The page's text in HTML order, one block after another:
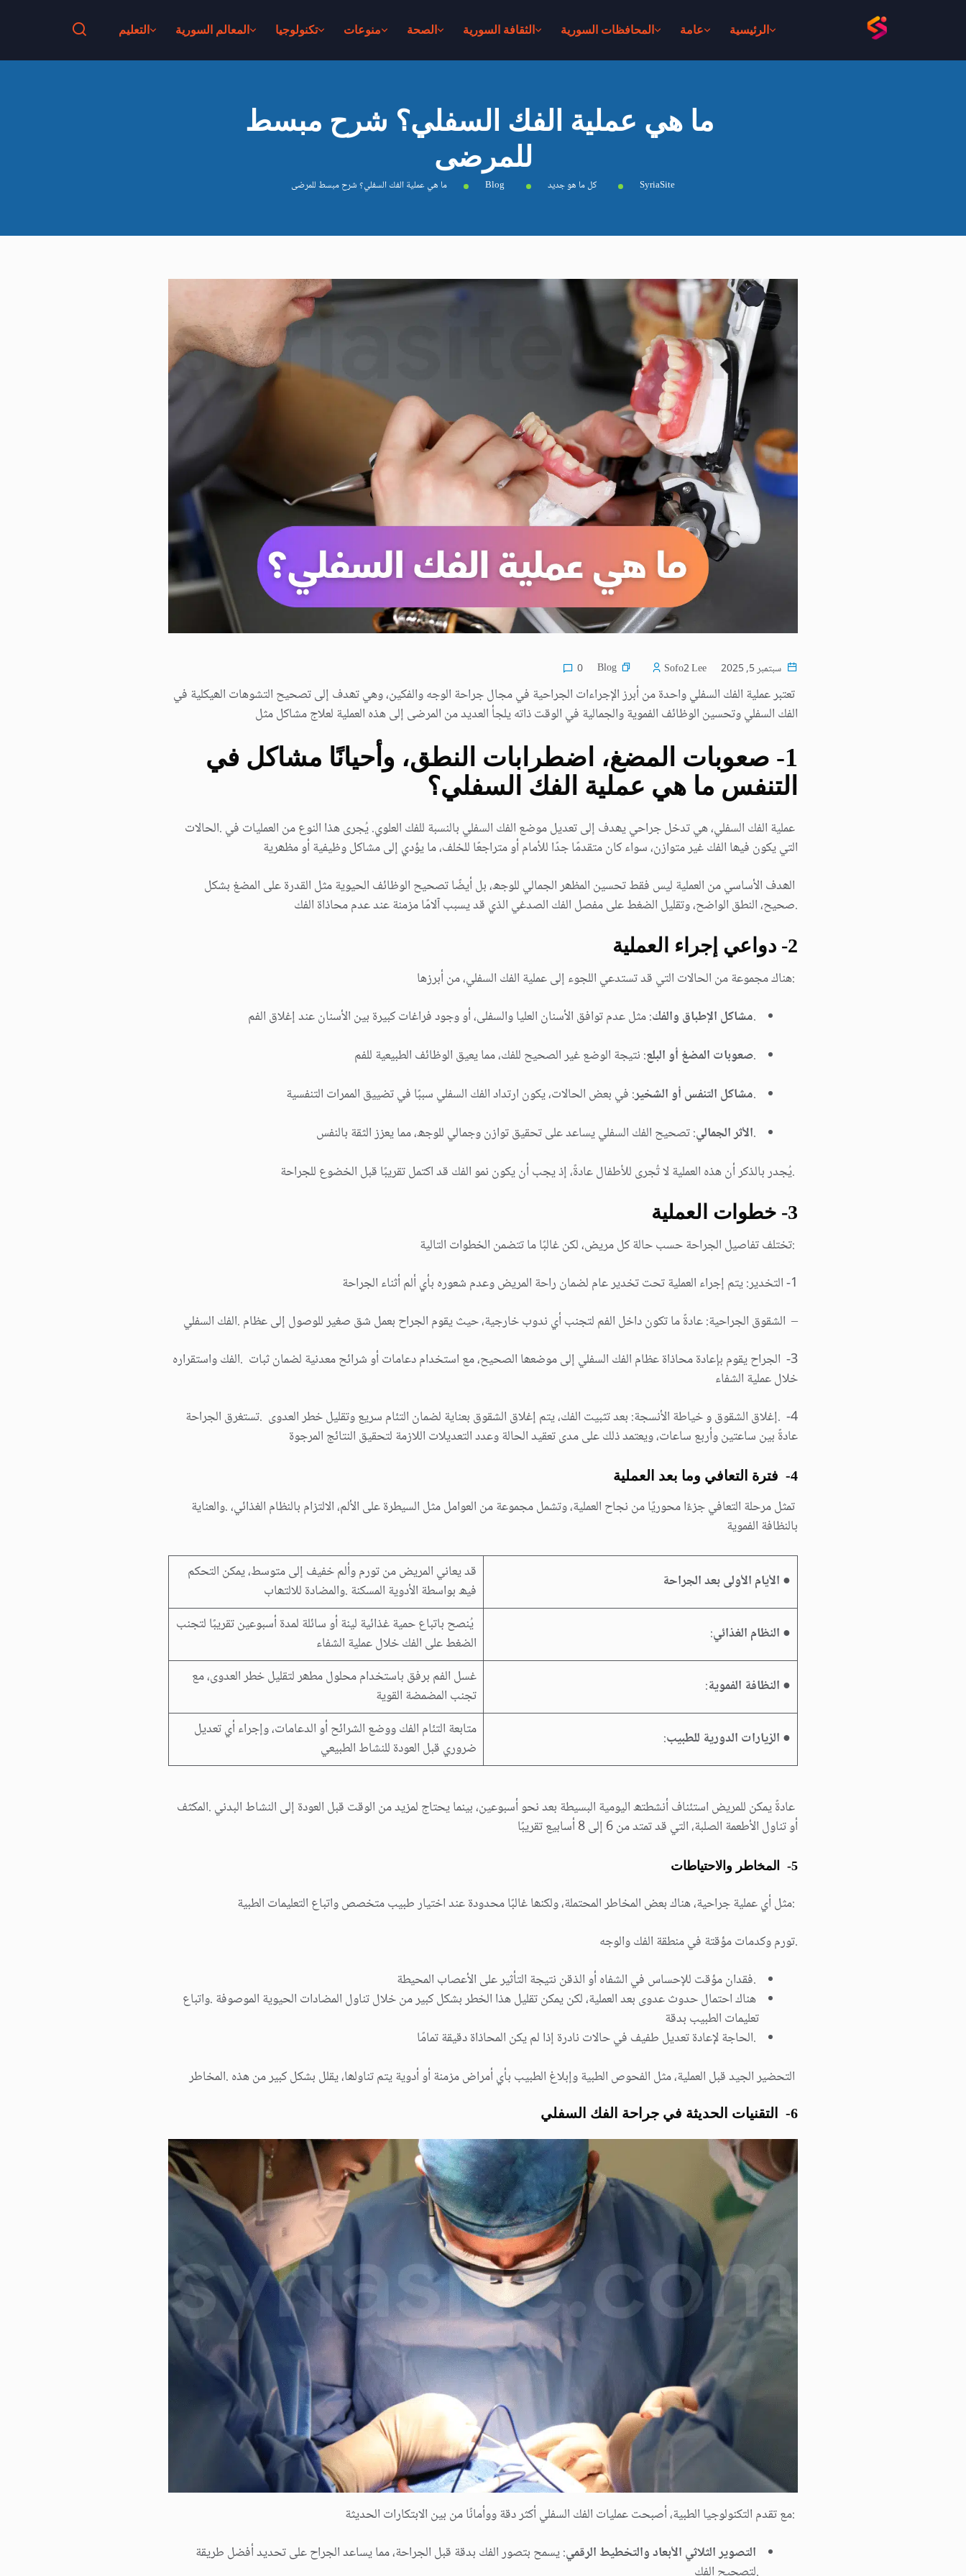
الرئيسية عامة المحافظات السورية الثقافة السورية الصحة منوعات تكنولوجيا المعالم السورية التعليم
ما ھي عملیة الفك السفلي؟ شرح مبسط
للمرضى
SyriaSite كل ما هو جديد Blog ما ھي عملیة الفك السفلي؟ شرح مبسط للمرضى
سبتمبر 5, 2025 Sofo2 Lee
Blog
0
تعتبر عملیة الفك السفلي واحدة من أبرز الإجراءات الجراحیة في مجال جراحة الوجه والفكین، وھي تھدف إلى تصحیح التشوھات الھیكلیة في
الفك السفلي وتحسین الوظائف الفمویة والجمالیة في الوقت ذاته یلجأ العدید من المرضى إلى ھذه العملیة لعلاج مشاكل مثل
1- صعوبات المضغ، اضطرابات النطق، وأحیانًا مشاكل في
التنفس ما ھي عملیة الفك السفلي؟
عملیة الفك السفلي، ھي تدخل جراحي یھدف إلى تعدیل موضع الفك السفلي بالنسبة للفك العلوي. یُجرى ھذا النوع من العملیات في .الحالات
التي یكون فیھا الفك غیر متوازن، سواء كان متقدمًا جدًا للأمام أو متراجعًا للخلف، ما یؤدي إلى مشاكل وظیفیة أو مظھریة
الھدف الأساسي من العملیة لیس فقط تحسین المظھر الجمالي للوجھ، بل أیضًا تصحیح الوظائف الحیویة مثل القدرة على المضغ بشكل
.صحیح، النطق الواضح، وتقلیل الضغط على مفصل الفك الصدغي الذي قد یسبب آلامًا مزمنة عند عدم محاذاة الفك
2- دواعي إجراء العملیة
:ھناك مجموعة من الحالات التي قد تستدعي اللجوء إلى عملیة الفك السفلي، من أبرزھا
.مشاكل الإطباق والفك: مثل عدم توافق الأسنان العلیا والسفلى، أو وجود فراغات كبیرة بین الأسنان عند إغلاق الفم
.صعوبات المضغ أو البلع: نتیجة الوضع غیر الصحیح للفك، مما یعیق الوظائف الطبیعیة للفم
.مشاكل التنفس أو الشخیر: في بعض الحالات، یكون ارتداد الفك السفلي سببًا في تضییق الممرات التنفسیة
.الأثر الجمالي: تصحیح الفك السفلي یساعد على تحقیق توازن وجمالي للوجھ، مما یعزز الثقة بالنفس
.یُجدر بالذكر أن ھذه العملیة لا تُجرى للأطفال عادةً، إذ یجب أن یكون نمو الفك قد اكتمل تقریبًا قبل الخضوع للجراحة
3- خطوات العملیة
:تختلف تفاصیل الجراحة حسب حالة كل مریض، لكن غالبًا ما تتضمن الخطوات التالیة
1- التخدیر: یتم إجراء العملیة تحت تخدیر عام لضمان راحة المریض وعدم شعوره بأي ألم أثناء الجراحة
– الشقوق الجراحیة: عادةً ما تكون داخل الفم لتجنب أي ندوب خارجیة، حیث یقوم الجراح بعمل شق صغیر للوصول إلى عظام .الفك السفلي
3- الجراح یقوم بإعادة محاذاة عظام الفك السفلي إلى موضعھا الصحیح، مع استخدام دعامات أو شرائح معدنیة لضمان ثبات .الفك واستقراره
خلال عملیة الشفاء
4- .إغلاق الشقوق و خياطة الأنسجة: بعد تثبیت الفك، یتم إغلاق الشقوق بعنایة لضمان التئام سریع وتقلیل خطر العدوى .تستغرق الجراحة
عادةً بین ساعتین وأربع ساعات، ویعتمد ذلك على مدى تعقید الحالة وعدد التعدیلات اللازمة لتحقیق النتائج المرجوة
4- فترة التعافي وما بعد العملیة
تمثل مرحلة التعافي جزءًا محوریًا من نجاح العملیة، وتشمل مجموعة من العوامل مثل السیطرة على الألم، الالتزام بالنظام الغذائي، .والعنایة
بالنظافة الفمویة
● الأیام الأولى بعد الجراحة
قد یعاني المریض من تورم وألم خفیف إلى متوسط، یمكن التحكم
فیھ بواسطة الأدویة المسكنة .والمضادة للالتھاب
● النظام الغذائي:
یُنصح باتباع حمیة غذائیة لینة أو سائلة لمدة أسبوعین تقریبًا لتجنب
الضغط على الفك خلال عملیة الشفاء
● النظافة الفمویة:
غسل الفم برفق باستخدام محلول مطھر لتقلیل خطر العدوى، مع
تجنب المضمضة القویة
● الزیارات الدوریة للطبیب:
متابعة التئام الفك ووضع الشرائح أو الدعامات، وإجراء أي تعدیل
ضروري قبل العودة للنشاط الطبیعي
عادةً یمكن للمریض استئناف أنشطتھ الیومیة البسیطة بعد نحو أسبوعین، بینما یحتاج لمزید من الوقت قبل العودة إلى النشاط البدني .المكثف
أو تناول الأطعمة الصلبة، التي قد تمتد من 6 إلى 8 أسابیع تقریبًا
5- المخاطر والاحتیاطات
:مثل أي عملیة جراحیة، ھناك بعض المخاطر المحتملة، ولكنھا غالبًا محدودة عند اختیار طبیب متخصص واتباع التعلیمات الطبیة
.تورم وكدمات مؤقتة في منطقة الفك والوجه
.فقدان مؤقت للإحساس في الشفاه أو الذقن نتیجة التأثیر على الأعصاب المحیطة
ھناك احتمال حدوث عدوى بعد العملیة، لكن یمكن تقلیل ھذا الخطر بشكل كبیر من خلال تناول المضادات الحیویة الموصوفة .واتباع
تعلیمات الطبيب بدقة
.الحاجة لإعادة تعدیل طفیف في حالات نادرة إذا لم یكن المحاذاة دقیقة تمامًا
التحضیر الجید قبل العملیة، مثل الفحوص الطبیة وإبلاغ الطبیب بأي أمراض مزمنة أو أدویة یتم تناولھا، یقلل بشكل كبیر من ھذه .المخاطر
6- التقنیات الحدیثة في جراحة الفك السفلي
:مع تقدم التكنولوجیا الطبیة، أصبحت عملیات الفك السفلي أكثر دقة ووأمانًا من بین الابتكارات الحدیثة
التصویر الثلاثي الأبعاد والتخطیط الرقمي: یسمح بتصور الفك بدقة قبل الجراحة، مما یساعد الجراح على تحدید أفضل طریقة